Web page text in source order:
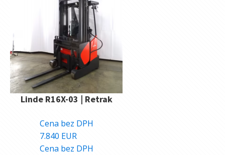
Linde R16X-03 | Retrak
Cena bez DPH
7.840 EUR
Cena bez DPH